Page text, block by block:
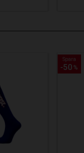
Spara
50 %
Spara
50 %